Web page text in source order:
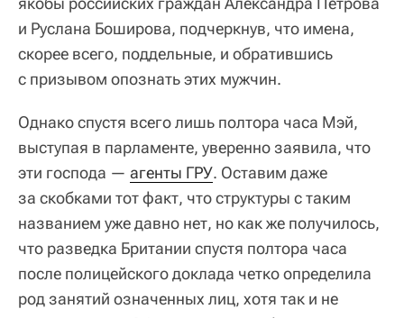
и Руслана Боширова, подчеркнув, что имена,
скорее всего, поддельные, и обратившись
с призывом опознать этих мужчин.
Однако спустя всего лишь полтора часа Мэй,
выступая в парламенте, уверенно заявила, что
эти господа — агенты ГРУ. Оставим даже
за скобками тот факт, что структуры с таким
названием уже давно нет, но как же получилось,
что разведка Британии спустя полтора часа
после полицейского доклада четко определила
род занятий означенных лиц, хотя так и не